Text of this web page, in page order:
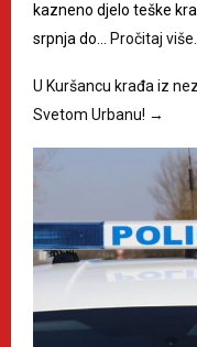
kazneno djelo teške
srpnja do… Pročitaj
U Kuršancu krađa iz
Svetom Urbanu! →